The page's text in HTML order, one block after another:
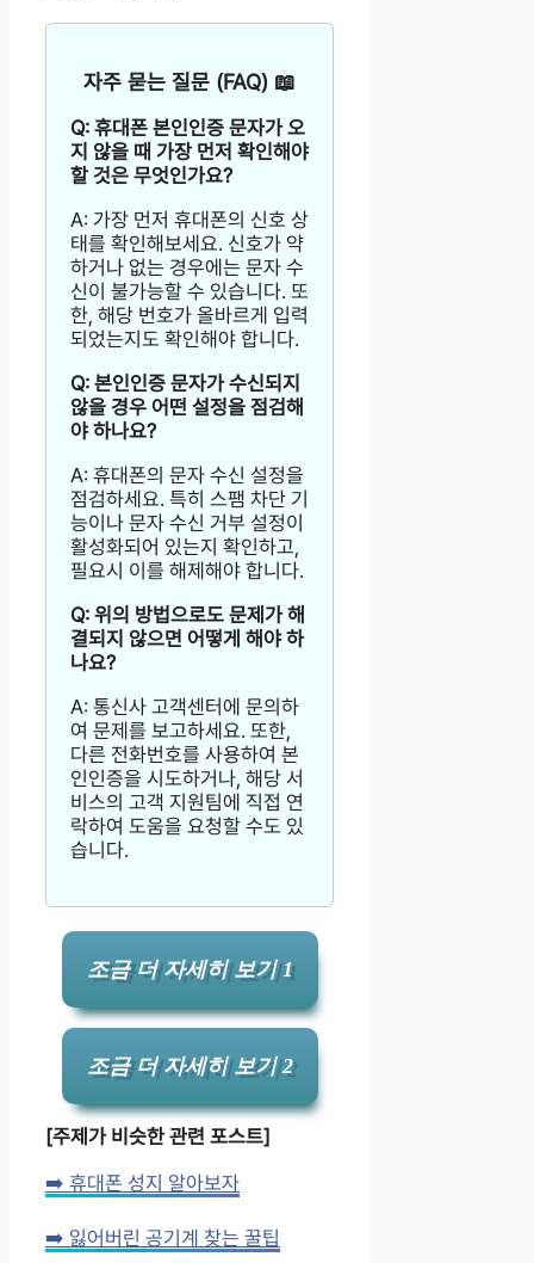
자주 묻는 질문 (FAQ) 📖
Q: 휴대폰 본인인증 문자가 오
지 않을 때 가장 먼저 확인해야
할 것은 무엇인가요?
A: 가장 먼저 휴대폰의 신호 상
태를 확인해보세요. 신호가 약
하거나 없는 경우에는 문자 수
신이 불가능할 수 있습니다. 또
한, 해당 번호가 올바르게 입력
되었는지도 확인해야 합니다.
Q: 본인인증 문자가 수신되지
않을 경우 어떤 설정을 점검해
야 하나요?
A: 휴대폰의 문자 수신 설정을
점검하세요. 특히 스팸 차단 기
능이나 문자 수신 거부 설정이
활성화되어 있는지 확인하고,
필요시 이를 해제해야 합니다.
Q: 위의 방법으로도 문제가 해
결되지 않으면 어떻게 해야 하
나요?
A: 통신사 고객센터에 문의하
여 문제를 보고하세요. 또한,
다른 전화번호를 사용하여 본
인인증을 시도하거나, 해당 서
비스의 고객 지원팀에 직접 연
락하여 도움을 요청할 수도 있
습니다.
조금 더 자세히 보기 1
조금 더 자세히 보기 2
[주제가 비슷한 관련 포스트]
➡️ 휴대폰 성지 알아보자
➡️ 잃어버린 공기계 찾는 꿀팁